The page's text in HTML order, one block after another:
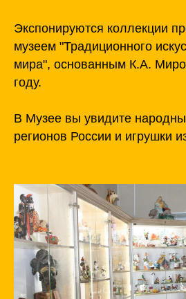
Экспонируются коллекции
музеем "Традиционного
мира", основанным К.А.
году.
В Музее вы увидите
регионов России и игрушки